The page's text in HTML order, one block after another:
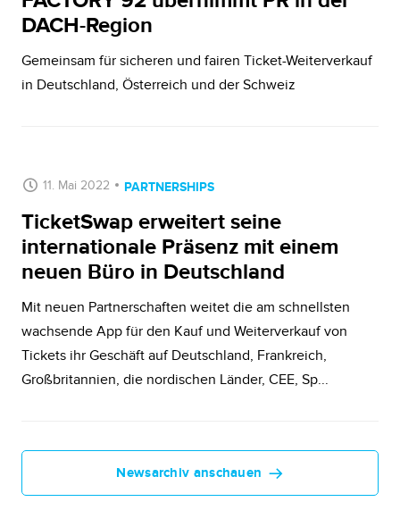
DACH-Region
Gemeinsam für sicheren und fairen Ticket-Weiterverkauf
in Deutschland, Österreich und der Schweiz
11. Mai 2022 PARTNERSHIPS
TicketSwap erweitert seine
internationale Präsenz mit einem
neuen Büro in Deutschland
Mit neuen Partnerschaften weitet die am schnellsten
wachsende App für den Kauf und Weiterverkauf von
Tickets ihr Geschäft auf Deutschland, Frankreich,
Großbritannien, die nordischen Länder, CEE, Sp...
Newsarchiv anschauen